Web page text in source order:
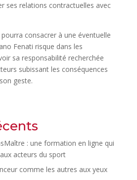
ses relations contractuelles avec
pourra consacrer à une éventuelle
Fenati risque dans les
sa responsabilité recherchée
subissant les conséquences
geste.
: une formation en ligne qui
acteurs du sport
comme les autres aux yeux